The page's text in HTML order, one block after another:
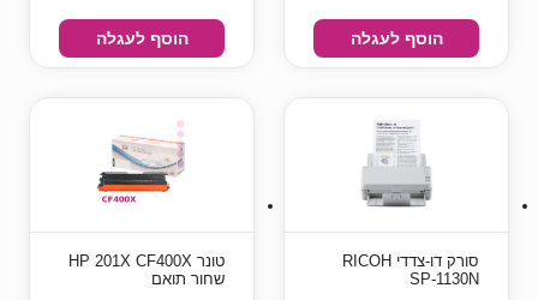
הוסף לעגלה הוסף לעגלה
סורק דו-צדדי RICOH
SP-1130N
טונר HP 201X CF400X
שחור תואם